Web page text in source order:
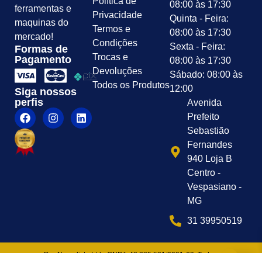
ferramentas e
maquinas do
mercado!
Formas de
Pagamento
Siga nossos
perfis
Privacidade
Termos e
Condições
Trocas e
Devoluções
Todos os Produtos
08:00 às 17:30
Quinta - Feira:
08:00 às 17:30
Sexta - Feira:
08:00 às 17:30
Sábado: 08:00 às
12:00
Avenida
Prefeito
Sebastião
Fernandes
940 Loja B
Centro -
Vespasiano -
MG
31 39950519